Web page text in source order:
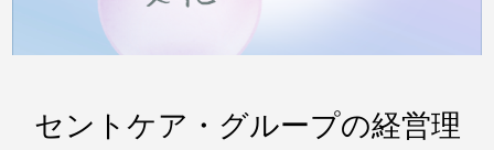
セントケア・グループの経営理